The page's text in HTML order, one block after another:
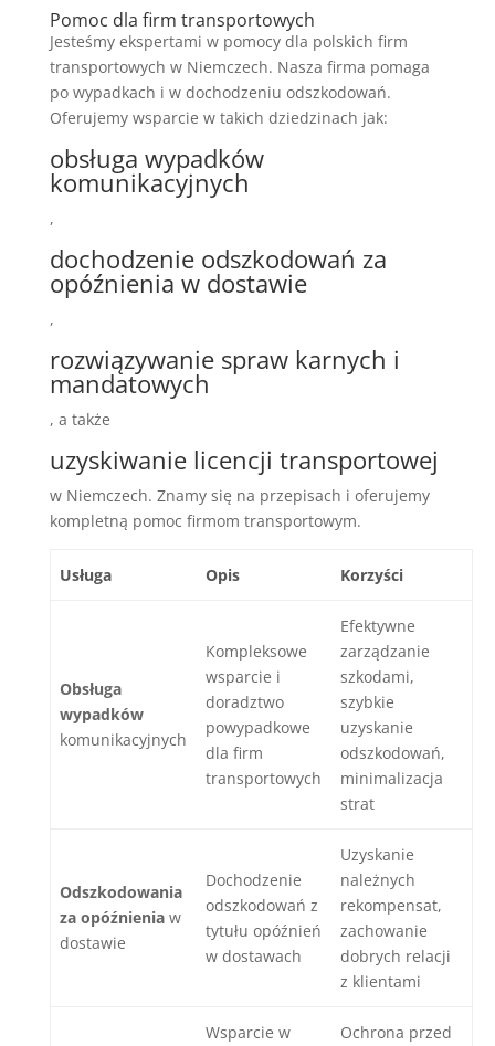
Pomoc dla firm transportowych
Jesteśmy ekspertami w pomocy dla polskich firm
transportowych w Niemczech. Nasza firma pomaga
po wypadkach i w dochodzeniu odszkodowań.
Oferujemy wsparcie w takich dziedzinach jak:
obsługa wypadków
komunikacyjnych
,
dochodzenie odszkodowań za
opóźnienia w dostawie
,
rozwiązywanie spraw karnych i
mandatowych
, a także
uzyskiwanie licencji transportowej
w Niemczech. Znamy się na przepisach i oferujemy
kompletną pomoc firmom transportowym.
Usługa Opis Korzyści
Obsługa
wypadków
komunikacyjnych
Kompleksowe
wsparcie i
doradztwo
powypadkowe
dla firm
transportowych
Efektywne
zarządzanie
szkodami,
szybkie
uzyskanie
odszkodowań,
minimalizacja
strat
Odszkodowania
za opóźnienia w
dostawie
Dochodzenie
odszkodowań z
tytułu opóźnień
w dostawach
Uzyskanie
należnych
rekompensat,
zachowanie
dobrych relacji
z klientami
Wsparcie w
Ochrona przed